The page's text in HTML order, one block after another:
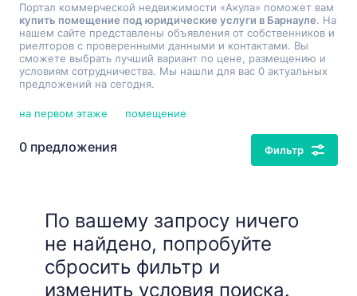
Портал коммерческой недвижимости «Акула» поможет вам
купить помещение под юридические услуги в Барнауле. На
нашем сайте представлены объявления от собственников и
риелторов с проверенными данными и контактами. Вы
сможете выбрать лучший вариант по цене, размещению и
условиям сотрудничества. Мы нашли для вас 0 актуальных
предложений на сегодня.
на первом этаже помещение
0 предложения Фильтр
По вашему запросу ничего
не найдено, попробуйте
сбросить фильтр и
изменить условия поиска.